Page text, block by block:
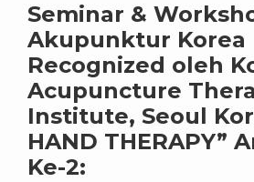
Acupuncture Therapy Institute, Seoul
THERAPY” Angkatan Ke-2:
Seminar &
Akupunktur Korea
Recognized oleh
Acupuncture
Institute, Seoul
HAND THERAPY”
Ke-2: